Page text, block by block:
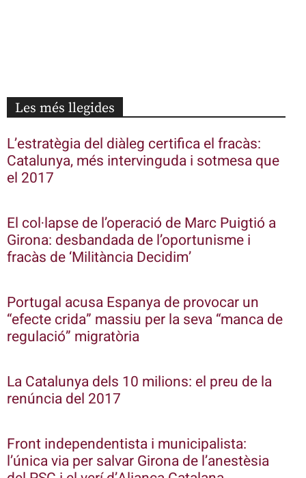
Les més llegides
L’estratègia del diàleg certifica el fracàs:
Catalunya, més intervinguda i sotmesa que
el 2017
El col·lapse de l’operació de Marc Puigtió a
Girona: desbandada de l’oportunisme i
fracàs de ‘Militància Decidim’
Portugal acusa Espanya de provocar un
“efecte crida” massiu per la seva “manca de
regulació” migratòria
La Catalunya dels 10 milions: el preu de la
renúncia del 2017
Front independentista i municipalista:
l’única via per salvar Girona de l’anestèsia